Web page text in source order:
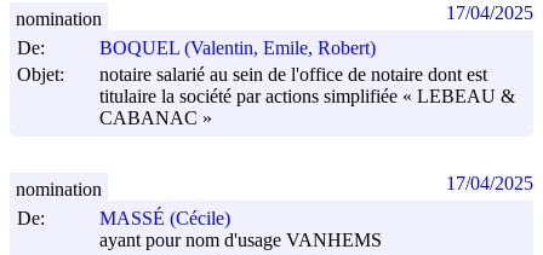
De:
BOQUEL (Valentin, Emile, Robert)
Objet:
notaire salarié au sein de l'office de notaire dont est
titulaire la société par actions simplifiée « LEBEAU &
CABANAC »
nomination 17/04/2025
De:
MASSÉ (Cécile)
ayant pour nom d'usage VANHEMS
nomination 17/04/2025